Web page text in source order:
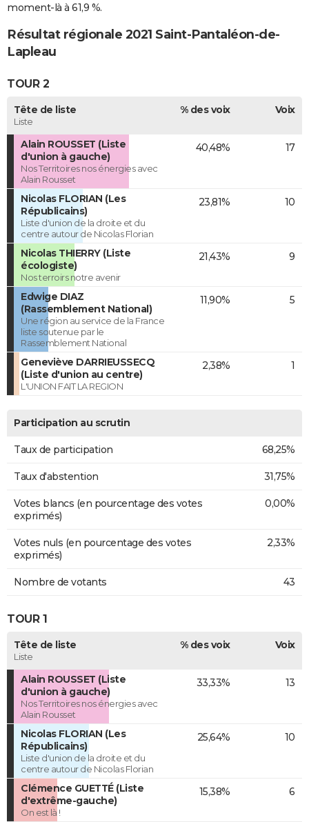
moment-là à 61,9 %.
Résultat régionale 2021 Saint-Pantaléon-de-
Lapleau
TOUR 2
Tête de liste
Liste
% des voix Voix
Alain ROUSSET (Liste
d'union à gauche)
Nos Territoires nos énergies avec
Alain Rousset
40,48% 17
Nicolas FLORIAN (Les
Républicains)
Liste d'union de la droite et du
centre autour de Nicolas Florian
23,81% 10
Nicolas THIERRY (Liste
écologiste)
Nos terroirs notre avenir
21,43% 9
Edwige DIAZ
(Rassemblement National)
Une région au service de la France
liste soutenue par le
Rassemblement National
11,90% 5
Geneviève DARRIEUSSECQ
(Liste d'union au centre)
L'UNION FAIT LA REGION
2,38% 1
Participation au scrutin
Taux de participation 68,25%
Taux d'abstention 31,75%
Votes blancs (en pourcentage des votes
exprimés)
0,00%
Votes nuls (en pourcentage des votes
exprimés)
2,33%
Nombre de votants 43
TOUR 1
Tête de liste
Liste
% des voix Voix
Alain ROUSSET (Liste
d'union à gauche)
Nos Territoires nos énergies avec
Alain Rousset
33,33% 13
Nicolas FLORIAN (Les
Républicains)
Liste d'union de la droite et du
centre autour de Nicolas Florian
25,64% 10
Clémence GUETTÉ (Liste
d'extrême-gauche)
On est là !
15,38% 6